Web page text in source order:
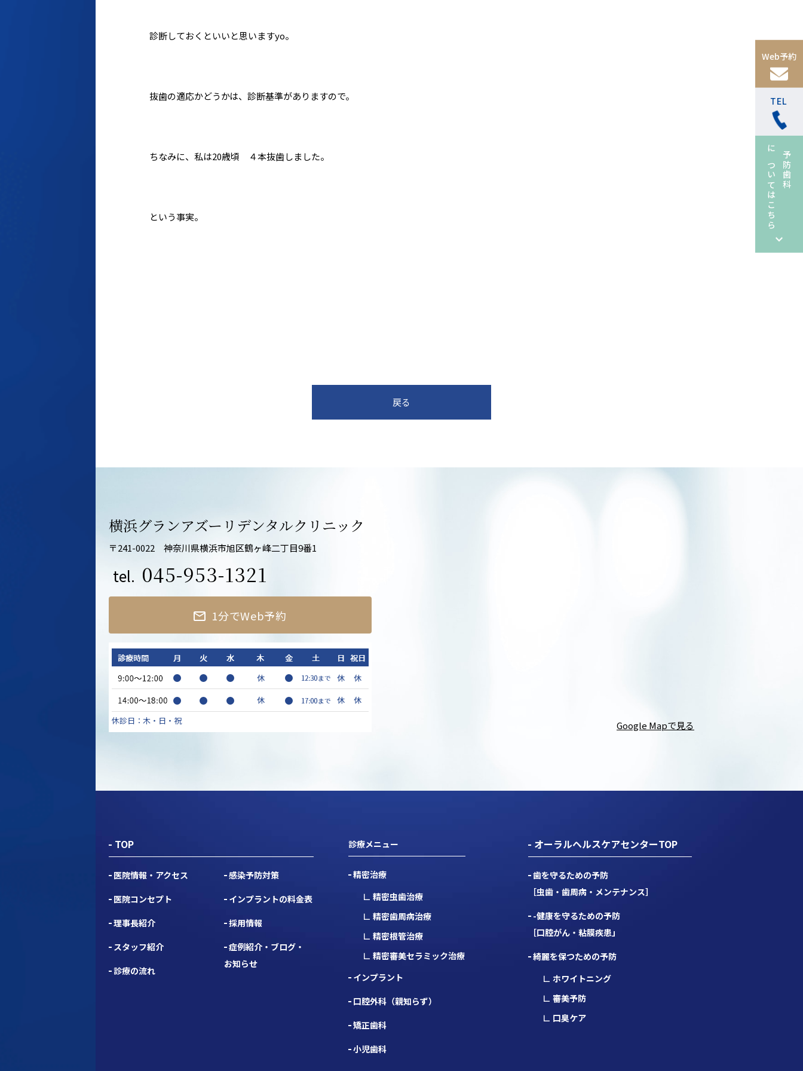
Web予約
TEL
予防歯科
についてはこちら
診断しておくといいと思いますyo。
抜歯の適応かどうかは、診断基準がありますので。
ちなみに、私は20歳頃 ４本抜歯しました。
という事実。
戻る
横浜グランアズーリ デンタルクリニック
〒241-0022 神奈川県横浜市旭区鶴ヶ峰二丁目9番1
tel. 045-953-1321
1分でWeb予約
休診日：木・日・祝 Google Mapで見る
TOP
医院情報・アクセス
医院コンセプト
理事長紹介
スタッフ紹介
診療の流れ
感染予防対策
インプラントの料金表
採用情報
症例紹介・ブログ・
お知らせ
診療メニュー
精密治療
∟ 精密虫歯治療
∟ 精密歯周病治療
∟ 精密根管治療
∟ 精密審美セラミック治療
インプラント
口腔外科（親知らず）
矯正歯科
小児歯科
オーラルヘルスケアセンターTOP
歯を守るための予防
［虫歯・歯周病・メンテナンス］
-健康を守るための予防
［口腔がん・粘膜疾患」
綺麗を保つための予防
∟ ホワイトニング
∟ 審美予防
∟ 口臭ケア